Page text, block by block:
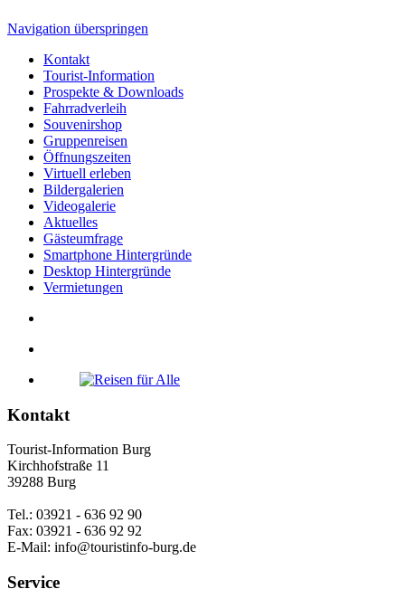
Navigation überspringen
Kontakt
Tourist-Information
Prospekte & Downloads
Fahrradverleih
Souvenirshop
Gruppenreisen
Öffnungszeiten
Virtuell erleben
Bildergalerien
Videogalerie
Aktuelles
Gästeumfrage
Smartphone Hintergründe
Desktop Hintergründe
Vermietungen
Kontakt
Tourist-Information Burg
Kirchhofstraße 11
39288 Burg
Tel.: 03921 - 636 92 90
Fax: 03921 - 636 92 92
E-Mail: info@touristinfo-burg.de
Service